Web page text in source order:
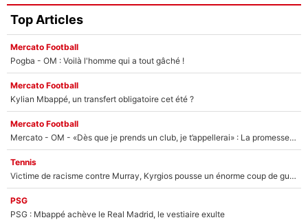
Top Articles
Mercato Football
Pogba - OM : Voilà l'homme qui a tout gâché !
Mercato Football
Kylian Mbappé, un transfert obligatoire cet été ?
Mercato Football
Mercato - OM - «Dès que je prends un club, je t’appellerai» : La promesse de Marcelino au moment de claquer la porte
Tennis
Victime de racisme contre Murray, Kyrgios pousse un énorme coup de gueule !
PSG
PSG : Mbappé achève le Real Madrid, le vestiaire exulte